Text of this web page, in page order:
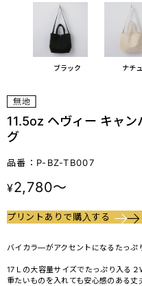
ブラック ナチ
11.5oz ヘヴィー キャ
グ
品番：P-BZ-TB007
¥2,780～
プリントありで購入する
バイカラ―がアクセントになるたっぷ
17Ｌの大容量サイズでたっぷり入る２
重たいものを入れても安心感のある